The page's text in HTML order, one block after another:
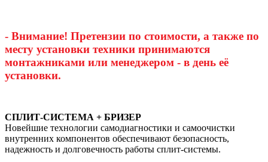
- Внимание! Претензии по стоимости, а также по
месту установки техники принимаются
монтажниками или менеджером - в день её
установки.
СПЛИТ-СИСТЕМА + БРИЗЕР
Новейшие технологии самодиагностики и самоочистки
внутренних компонентов обеспечивают безопасность,
надежность и долговечность работы сплит-системы.